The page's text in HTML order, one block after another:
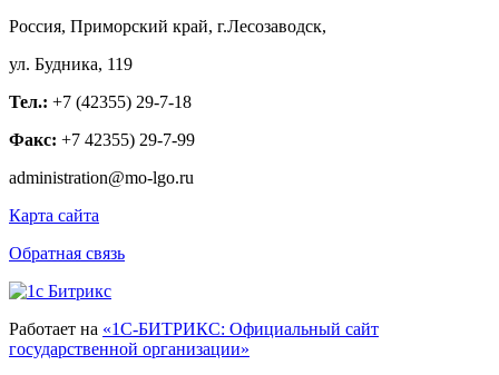
Россия, Приморский край, г.Лесозаводск,
ул. Будника, 119
Тел.: +7 (42355) 29-7-18
Факс: +7 42355) 29-7-99
administration@mo-lgo.ru
Карта сайта
Обратная связь
Работает на «1С-БИТРИКС: Официальный сайт
государственной организации»